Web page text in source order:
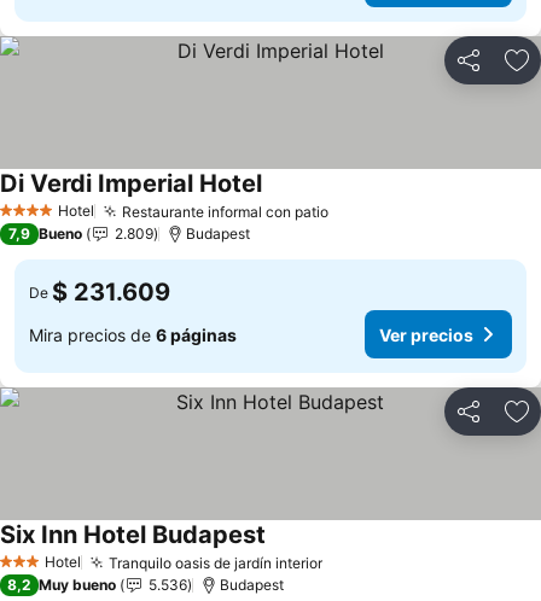
Compartir
4 EstrellasHotel Restaurante informal con patio
Di Verdi Imperial Hotel
7,9 Bueno 2.809 Budapest
De $ 231.609
Mira precios de 6 páginas Ver precios
Compartir
3 Estrellas
Hotel Tranquilo oasis de jardín interior
Six Inn Hotel Budapest
8,2 Muy bueno 5.536 Budapest